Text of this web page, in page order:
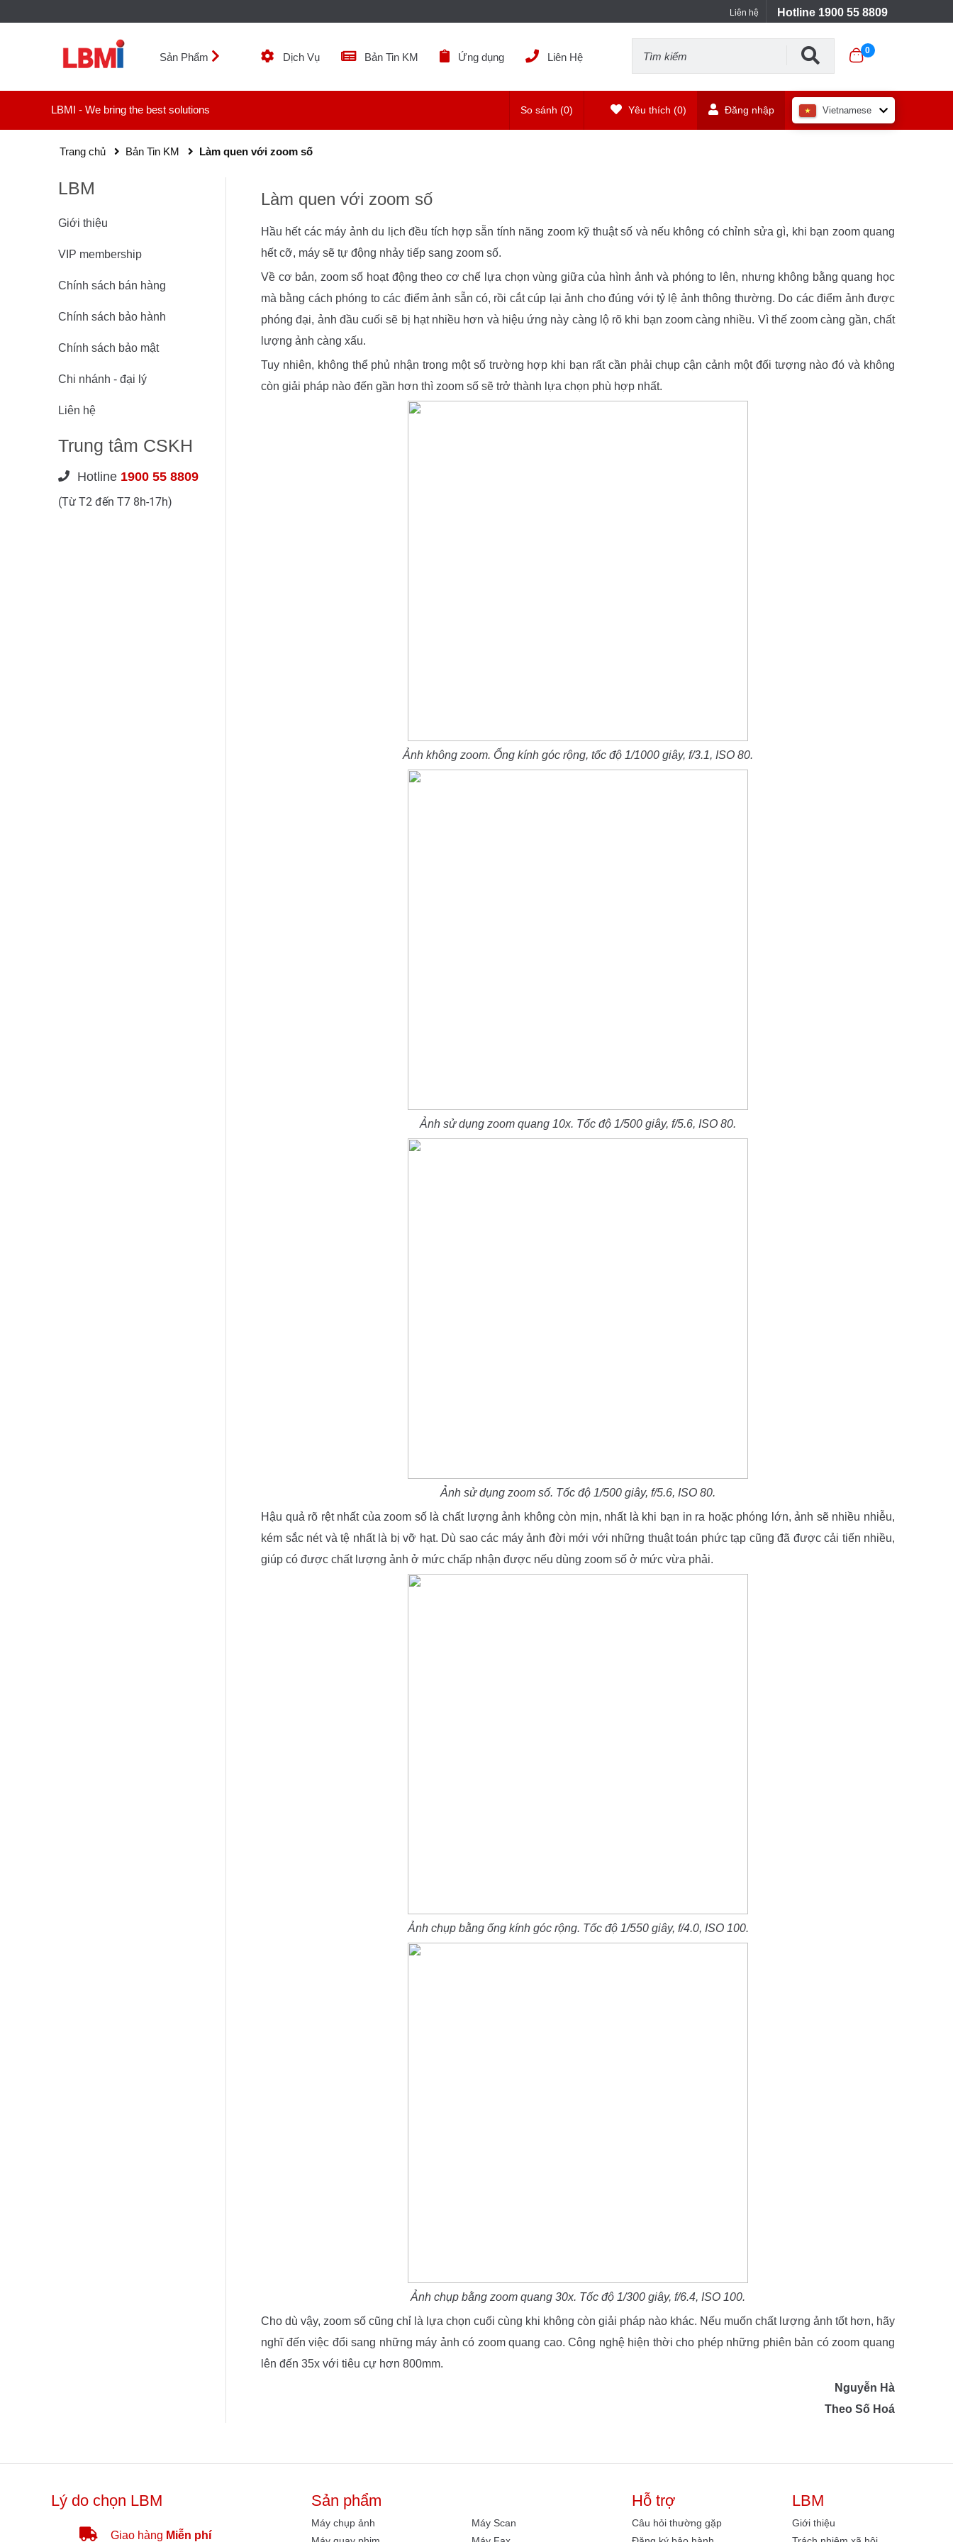
Liên hệ Hotline 1900 55 8809
Sản Phẩm Dịch Vụ Bản Tin KM Ứng dụng Liên Hệ
0
LBMI - We bring the best solutions So sánh (0) Yêu thích (0) Đăng nhập Vietnamese
Trang chủ Bản Tin KM Làm quen với zoom số
LBM
Giới thiệu
VIP membership
Chính sách bán hàng
Chính sách bảo hành
Chính sách bảo mật
Chi nhánh - đại lý
Liên hệ
Trung tâm CSKH
Hotline 1900 55 8809
(Từ T2 đến T7 8h-17h)
Làm quen với zoom số
Hầu hết các máy ảnh du lịch đều tích hợp sẵn tính năng zoom kỹ thuật số và nếu không có chỉnh sửa gì, khi bạn zoom quang
hết cỡ, máy sẽ tự động nhảy tiếp sang zoom số.
Về cơ bản, zoom số hoạt động theo cơ chế lựa chọn vùng giữa của hình ảnh và phóng to lên, nhưng không bằng quang học
mà bằng cách phóng to các điểm ảnh sẵn có, rồi cắt cúp lại ảnh cho đúng với tỷ lệ ảnh thông thường. Do các điểm ảnh được
phóng đại, ảnh đầu cuối sẽ bị hạt nhiều hơn và hiệu ứng này càng lộ rõ khi bạn zoom càng nhiều. Vì thế zoom càng gần, chất
lượng ảnh càng xấu.
Tuy nhiên, không thể phủ nhận trong một số trường hợp khi bạn rất cần phải chụp cận cảnh một đối tượng nào đó và không
còn giải pháp nào đến gần hơn thì zoom số sẽ trở thành lựa chọn phù hợp nhất.
Ảnh không zoom. Ống kính góc rộng, tốc độ 1/1000 giây, f/3.1, ISO 80.
Ảnh sử dụng zoom quang 10x. Tốc độ 1/500 giây, f/5.6, ISO 80.
Ảnh sử dụng zoom số. Tốc độ 1/500 giây, f/5.6, ISO 80.
Hậu quả rõ rệt nhất của zoom số là chất lượng ảnh không còn mịn, nhất là khi bạn in ra hoặc phóng lớn, ảnh sẽ nhiều nhiễu,
kém sắc nét và tệ nhất là bị vỡ hạt. Dù sao các máy ảnh đời mới với những thuật toán phức tạp cũng đã được cải tiến nhiều,
giúp có được chất lượng ảnh ở mức chấp nhận được nếu dùng zoom số ở mức vừa phải.
Ảnh chụp bằng ống kính góc rộng. Tốc độ 1/550 giây, f/4.0, ISO 100.
Ảnh chụp bằng zoom quang 30x. Tốc độ 1/300 giây, f/6.4, ISO 100.
Cho dù vậy, zoom số cũng chỉ là lựa chọn cuối cùng khi không còn giải pháp nào khác. Nếu muốn chất lượng ảnh tốt hơn, hãy
nghĩ đến việc đổi sang những máy ảnh có zoom quang cao. Công nghệ hiện thời cho phép những phiên bản có zoom quang
lên đến 35x với tiêu cự hơn 800mm.
Nguyễn Hà
Theo Số Hoá
Lý do chọn LBM
Giao hàng Miễn phí
Sản phẩm
Máy chụp ảnh
Máy Scan
Hỗ trợ
Câu hỏi thường gặp
LBM
Giới thiệu